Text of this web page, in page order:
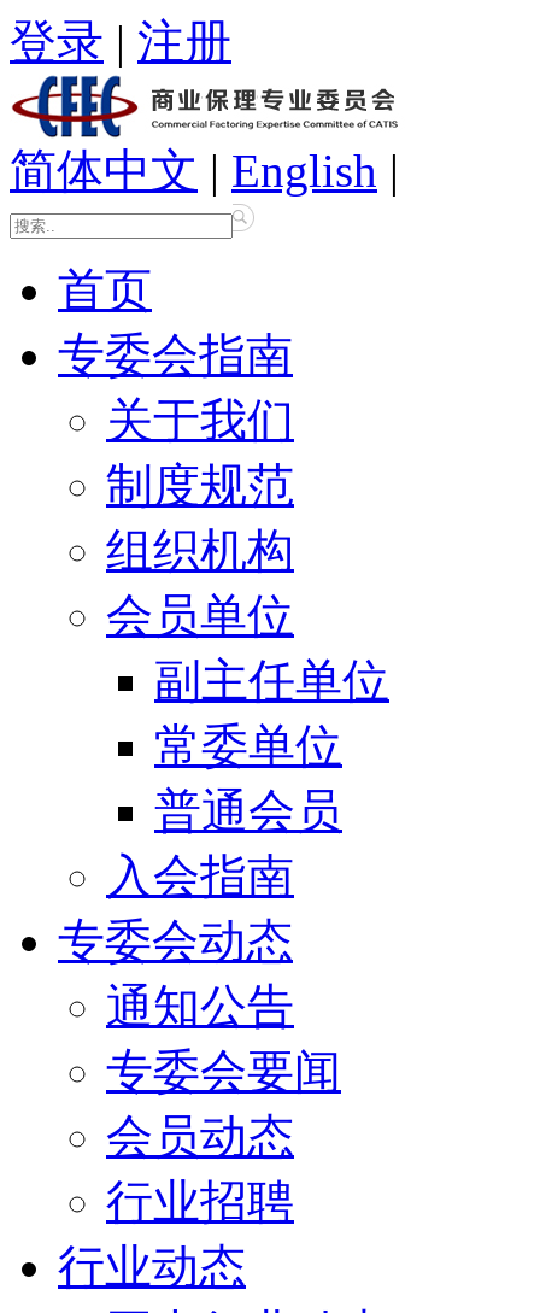
登录 | 注册
简体中文 | English |
首页
专委会指南
关于我们
制度规范
组织机构
会员单位
副主任单位
常委单位
普通会员
入会指南
专委会动态
通知公告
专委会要闻
会员动态
行业招聘
行业动态